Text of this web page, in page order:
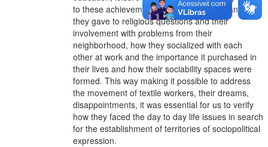
to these achievements, how much importance
they gave to religious questions and their
involvement with problems from their
neighborhood, how they socialized with each
other at work and the importance it purchased in
their lives and how their sociability spaces were
formed. This way making it possible to address
the movement of textile workers, their dreams,
disappointments, it was essential for us to verify
how they faced the day to day life issues in search
for the establishment of territories of sociopolitical
expression.